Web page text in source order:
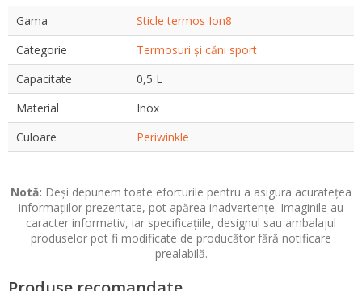
Gama
Sticle termos Ion8
Categorie
Termosuri și căni sport
Capacitate
0,5 L
Material
Inox
Culoare
Periwinkle
Notă: Deși depunem toate eforturile pentru a asigura acuratețea
informațiilor prezentate, pot apărea inadvertențe. Imaginile au
caracter informativ, iar specificațiile, designul sau ambalajul
produselor pot fi modificate de producător fără notificare
prealabilă.